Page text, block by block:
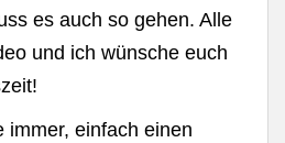
es auch so gehen. Alle
und ich wünsche euch
immer, einfach einen